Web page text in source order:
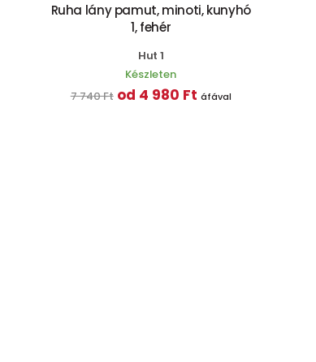
Ruha lány pamut, minoti, kunyhó
1, fehér
Hut 1
Készleten
7 740 Ft od 4 980 Ft áfával